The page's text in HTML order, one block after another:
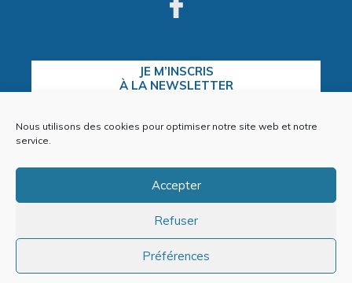
Nous utilisons des cookies pour optimiser notre site web et notre
service.
Accepter
Refuser
Préférences
JE M’INSCRIS
À LA NEWSLETTER
Politique de cookies (EU)